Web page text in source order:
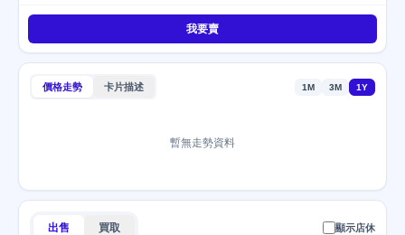
我要賣
價格走勢 卡片描述 1M 3M 1Y
暫無走勢資料
出售 買取 顯示店休